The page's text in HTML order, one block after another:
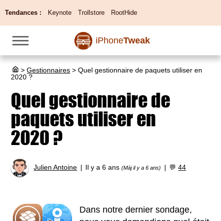
Tendances : Keynote Trollstore RootHide
iPhoneTweak
> Gestionnaires > Quel gestionnaire de paquets utiliser en
2020 ?
Quel gestionnaire de
paquets utiliser en
2020 ?
Julien Antoine Il y a 6 ans(Màj il y a 6 ans) 💬44
Dans notre dernier sondage,